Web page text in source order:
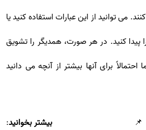
می توانید از این عبارات استفاده کنید یا
کنید. در هر صورت، همدیگر را تشویق
برای آنها بیشتر از آنچه می دانید
بیشتر بخوانید: